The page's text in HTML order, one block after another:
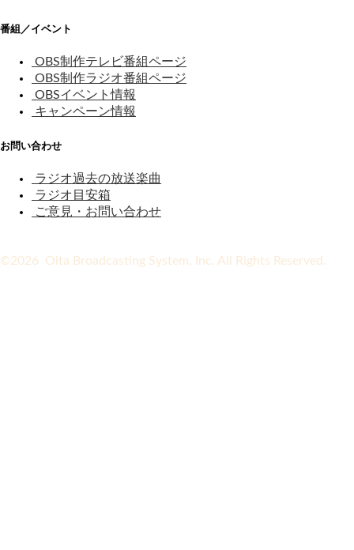
番組／イベント
OBS制作テレビ番組ページ
OBS制作ラジオ番組ページ
OBSイベント情報
キャンペーン情報
お問い合わせ
ラジオ過去の放送楽曲
ラジオ目安箱
ご意見・お問い合わせ
©2026 Oita Broadcasting System, Inc. All Rights Reserved.